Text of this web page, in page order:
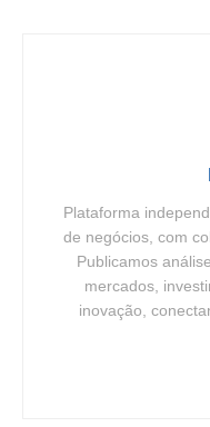
Plataforma
de negócios, com
Publicamos
mercados,
inovação,